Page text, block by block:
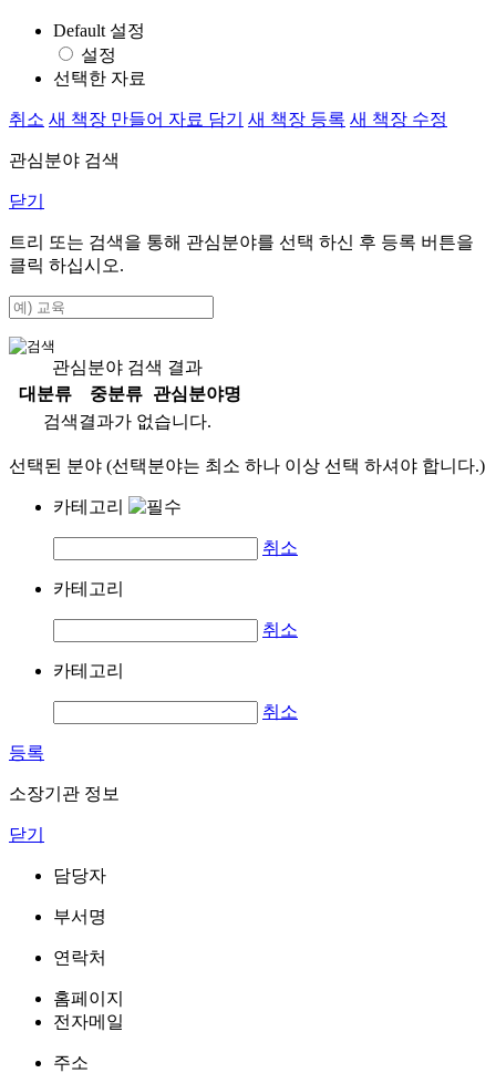
Default 설정
설정
선택한 자료
취소 새 책장 만들어 자료 담기 새 책장 등록 새 책장 수정
관심분야 검색
닫기
트리 또는 검색을 통해 관심분야를 선택 하신 후 등록 버튼을
클릭 하십시오.
관심분야 검색 결과
대분류
중분류
관심분야명
검색결과가 없습니다.
선택된 분야 (선택분야는 최소 하나 이상 선택 하셔야 합니다.)
카테고리
취소
카테고리
취소
카테고리
취소
등록
소장기관 정보
닫기
담당자
부서명
연락처
홈페이지
전자메일
주소